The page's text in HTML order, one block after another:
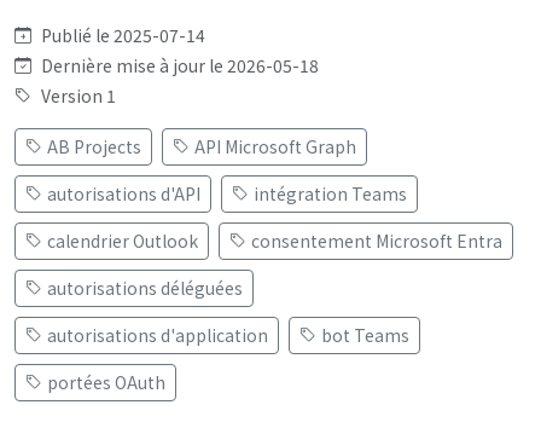
Publié le 2025-07-14
Dernière mise à jour le 2026-05-18
Version 1
AB Projects
API Microsoft Graph
autorisations d'API
intégration Teams
calendrier Outlook
consentement Microsoft Entra
autorisations déléguées
autorisations d'application
bot Teams
portées OAuth